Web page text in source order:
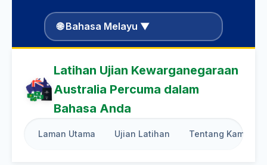
🌐 Bahasa Melayu ▼
Latihan Ujian Kewarganegaraan
Australia Percuma dalam
Bahasa Anda
Laman Utama Ujian Latihan Tentang Kami